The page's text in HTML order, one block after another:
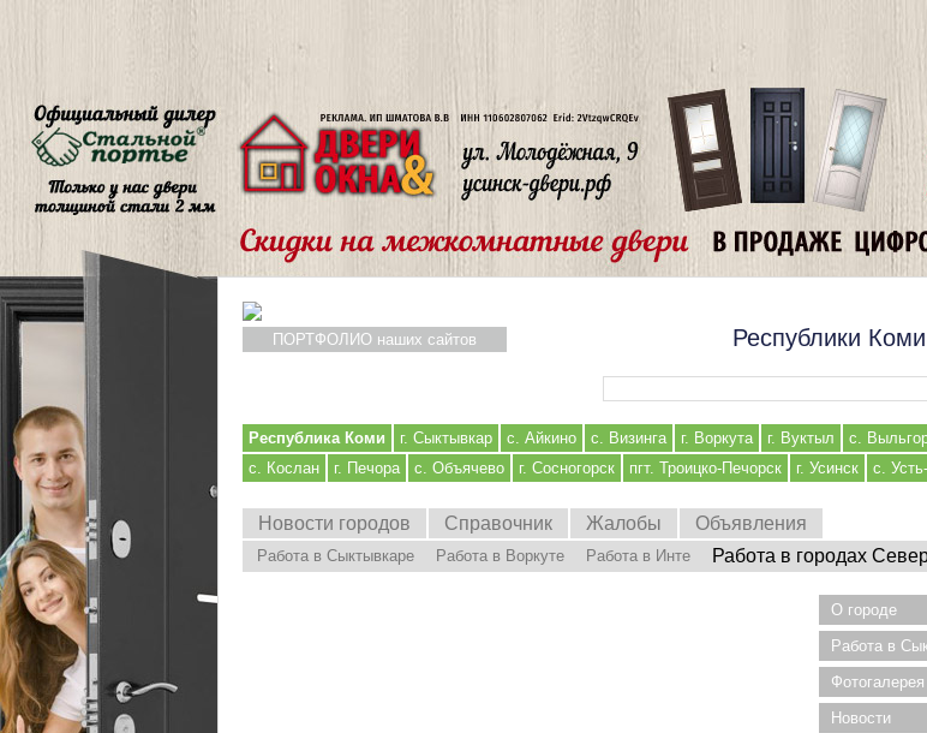
ПОРТФОЛИО наших сайтов
Республики
Республика Коми г. Сыктывкар с. Айкино с. Визинга г. Воркута г. Вуктыл с.
с. Кослан
г. Печора с. Объячево г. Сосногорск пгт. Троицко-Печорск г. Усинск с.
Новости городов Справочник Жалобы Объявления
Работа в Сыктывкаре Работа в Воркуте Работа в Инте Работа в городах
О городе
Работа в
Фотогалерея
Новости